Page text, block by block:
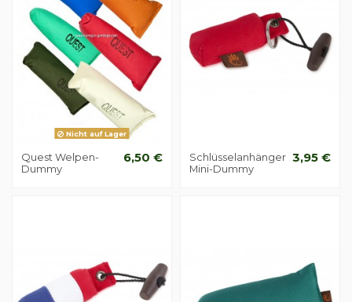
Nicht auf Lager
Quest Welpen-
Dummy
6,50 €
Schlüsselanhänger
Mini-Dummy
3,95 €